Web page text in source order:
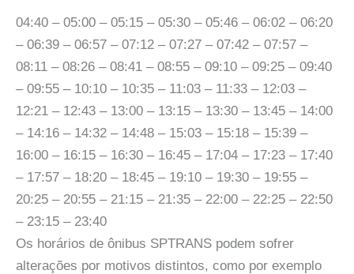
04:40 – 05:00 – 05:15 – 05:30 – 05:46 – 06:02 – 06:20
– 06:39 – 06:57 – 07:12 – 07:27 – 07:42 – 07:57 –
08:11 – 08:26 – 08:41 – 08:55 – 09:10 – 09:25 – 09:40
– 09:55 – 10:10 – 10:35 – 11:03 – 11:33 – 12:03 –
12:21 – 12:43 – 13:00 – 13:15 – 13:30 – 13:45 – 14:00
– 14:16 – 14:32 – 14:48 – 15:03 – 15:18 – 15:39 –
16:00 – 16:15 – 16:30 – 16:45 – 17:04 – 17:23 – 17:40
– 17:57 – 18:20 – 18:45 – 19:10 – 19:30 – 19:55 –
20:25 – 20:55 – 21:15 – 21:35 – 22:00 – 22:25 – 22:50
– 23:15 – 23:40
Os horários de ônibus SPTRANS podem sofrer
alterações por motivos distintos, como por exemplo